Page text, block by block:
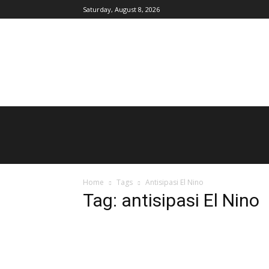
Saturday, August 8, 2026
Home Tags Antisipasi El Nino
Tag: antisipasi El Nino